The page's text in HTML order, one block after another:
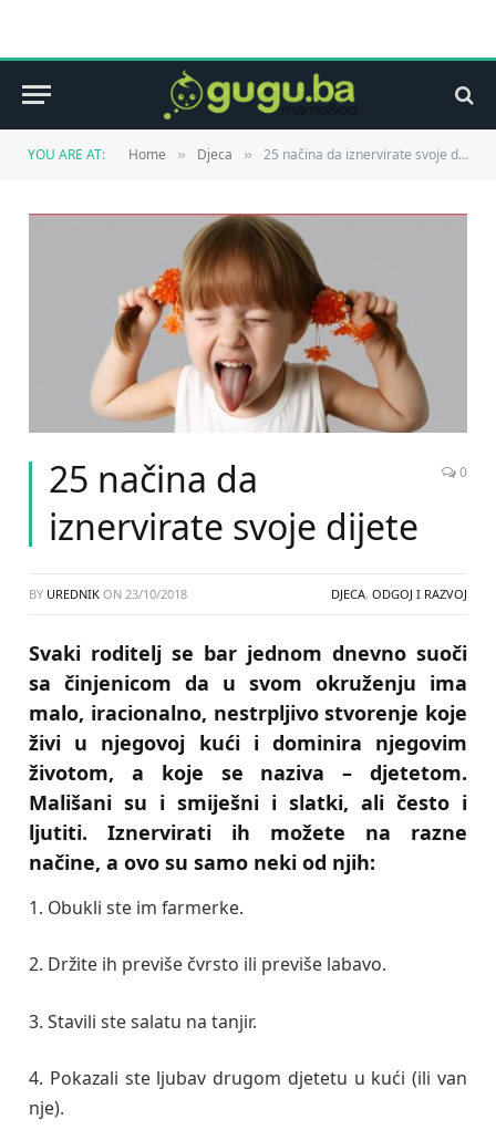
YOU ARE AT: Home » Djeca » 25 načina da iznervirate svoje dijete
25 načina da
iznervirate svoje dijete
0
BY UREDNIK ON 23/10/2018 DJECA, ODGOJ I RAZVOJ
Svaki roditelj se bar jednom dnevno suoči
sa činjenicom da u svom okruženju ima
malo, iracionalno, nestrpljivo stvorenje koje
živi u njegovoj kući i dominira njegovim
životom, a koje se naziva – djetetom.
Mališani su i smiješni i slatki, ali često i
ljutiti. Iznervirati ih možete na razne
načine, a ovo su samo neki od njih:
1. Obukli ste im farmerke.
2. Držite ih previše čvrsto ili previše labavo.
3. Stavili ste salatu na tanjir.
4. Pokazali ste ljubav drugom djetetu u kući (ili van
nje).